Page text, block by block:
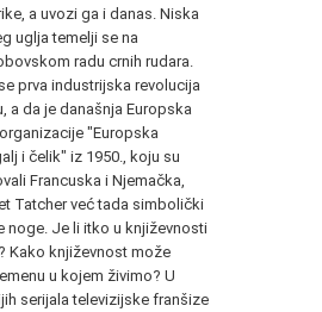
a uvozi ga i danas. Niska
uglja temelji se na
radu crnih rudara.
prva industrijska revolucija
a da je današnja Europska
"Europska
i čelik" iz 1950., koju su
Francuska i Njemačka,
Tatcher već tada simbolički
noge. Je li itko u književnosti
Kako književnost može
u kojem živimo? U
serijala televizijske franšize